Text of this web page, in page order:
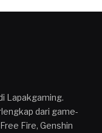
Lapakgaming.
dari game-
Fire, Genshin